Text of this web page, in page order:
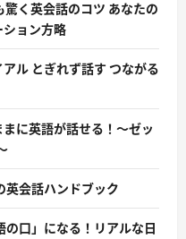
驚く英会話のコツ あなたの
ョン方略
ル とぎれず話す つながる
まに英語が話せる！〜ゼッ
英会話ハンドブック
の口」になる！リアルな日